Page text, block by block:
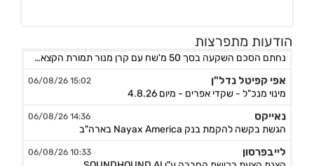
הודעות מתפרצות
אורד
אפי קפיטל נדל"ן
מינוי מנכ"ל - שקדי אפרים - מיום 4.8.26
הגשת בקשה להקמת בנק Nayax America בארה"ב
לייבפרסון
הצגת הצעת רכישת החברה ע"י SOUNDHOUND AI